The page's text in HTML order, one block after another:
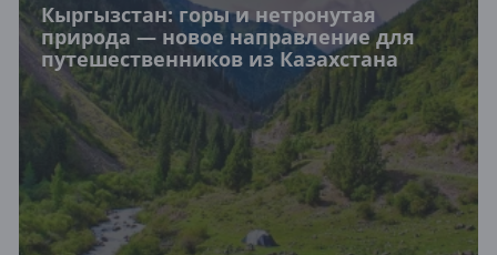
Кыргызстан: горы и нетронутая
природа — новое направление для
путешественников из Казахстана